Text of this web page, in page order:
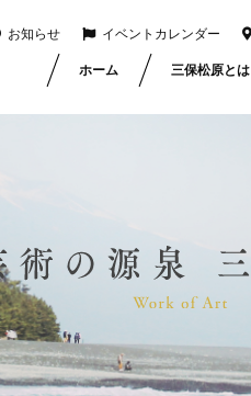
お知らせ イベントカレンダー
ホーム 三保松原とは